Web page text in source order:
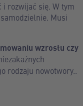
i rozwijać się. W tym
Musi
wzrostu czy
rodzaju nowotwory..